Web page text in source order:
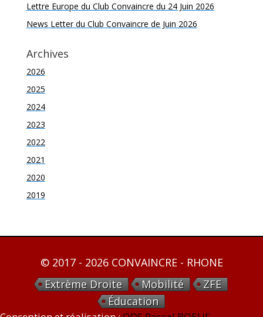
Lettre Europe du Club Convaincre du 24 Juin 2026
News Letter du Club Convaincre de Juin 2026
Archives
2026
2025
2024
2023
2022
2021
2020
2019
© 2017 - 2026 CONVAINCRE - RHONE
Extrème Droite
Mobilité
ZFE
Éducation